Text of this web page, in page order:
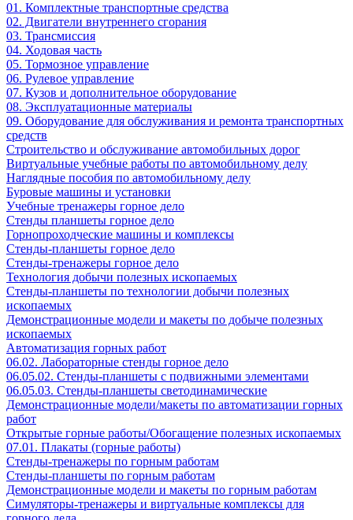
01. Комплектные транспортные средства
02. Двигатели внутреннего сгорания
03. Трансмиссия
04. Ходовая часть
05. Тормозное управление
06. Рулевое управление
07. Кузов и дополнительное оборудование
08. Эксплуатационные материалы
09. Оборудование для обслуживания и ремонта транспортных
средств
Строительство и обслуживание автомобильных дорог
Виртуальные учебные работы по автомобильному делу
Наглядные пособия по автомобильному делу
Буровые машины и установки
Учебные тренажеры горное дело
Стенды планшеты горное дело
Горнопроходческие машины и комплексы
Стенды-планшеты горное дело
Стенды-тренажеры горное дело
Технология добычи полезных ископаемых
Стенды-планшеты по технологии добычи полезных
ископаемых
Демонстрационные модели и макеты по добыче полезных
ископаемых
Автоматизация горных работ
06.02. Лабораторные стенды горное дело
06.05.02. Стенды-планшеты с подвижными элементами
06.05.03. Стенды-планшеты светодинамические
Демонстрационные модели/макеты по автоматизации горных
работ
Открытые горные работы/Обогащение полезных ископаемых
07.01. Плакаты (горные работы)
Стенды-тренажеры по горным работам
Стенды-планшеты по горным работам
Демонстрационные модели и макеты по горным работам
Симуляторы-тренажеры и виртуальные комплексы для